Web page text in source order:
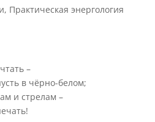
, Практическая энергология
–
в чёрно-белом;
и стрелам –